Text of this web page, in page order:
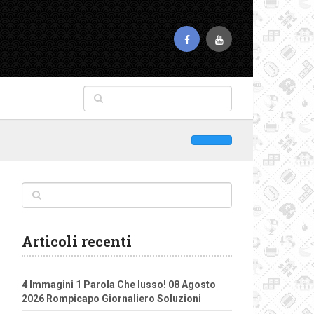
Articoli recenti
4 Immagini 1 Parola Che lusso! 08 Agosto
2026 Rompicapo Giornaliero Soluzioni